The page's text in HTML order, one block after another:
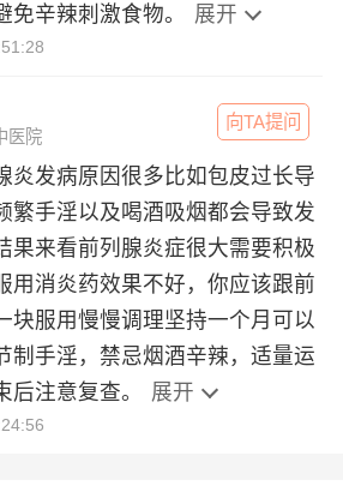
免辛辣刺激食物。
展开
向TA提问
医院
炎发病原因很多比如包皮过长导
繁手淫以及喝酒吸烟都会导致发
果来看前列腺炎症很大需要积极
用消炎药效果不好，你应该跟前
块服用慢慢调理坚持一个月可以
制手淫，禁忌烟酒辛辣，适量运
后注意复查。
展开